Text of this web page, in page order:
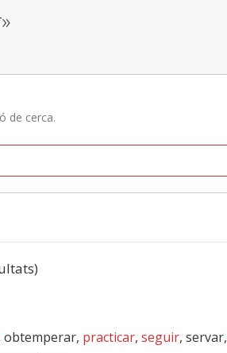
de cerca.
obtemperar, practicar, seguir, servar,